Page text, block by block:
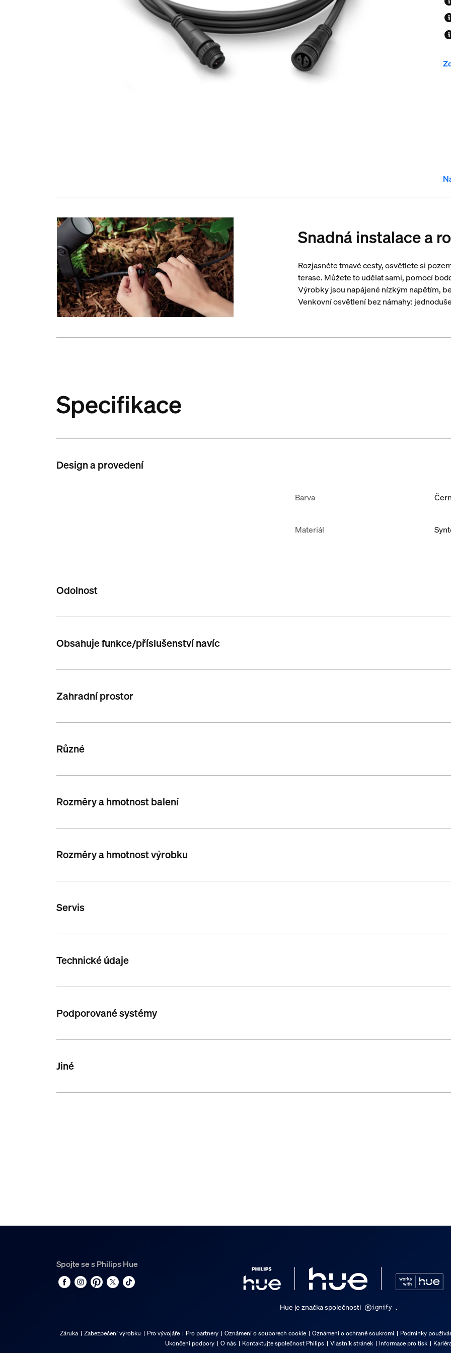
Snadná instalace a
Rozjasněte tmavé cesty, osvětlete si
terase. Můžete to udělat sami, pomocí
Výrobky jsou napájené nízkým napětím,
Venkovní osvětlení bez námahy:
Specifikace
Design a provedení
Barva
Materiál
Odolnost
Obsahuje funkce/příslušenství navíc
Zahradní prostor
Různé
Rozměry a hmotnost balení
Rozměry a hmotnost výrobku
Servis
Technické údaje
Podporované systémy
Jiné
Spojte se s Philips Hue
Hue je značka společnosti .
Záruka Zabezpečení výrobku Pro vývojáře Pro partnery Oznámení o souborech cookie Oznámení o ochraně soukromí Podmínky
Ukončení podpory
O nás Kontaktujte společnost Philips Vlastník stránek Informace pro tisk